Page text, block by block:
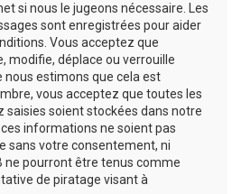
si nous le jugeons nécessaire. Les
sont enregistrées pour aider
Vous acceptez que
modifie, déplace ou verrouille
nous estimons que cela est
vous acceptez que toutes les
soient stockées dans notre
informations ne soient pas
sans votre consentement, ni
ne pourront être tenus comme
de piratage visant à